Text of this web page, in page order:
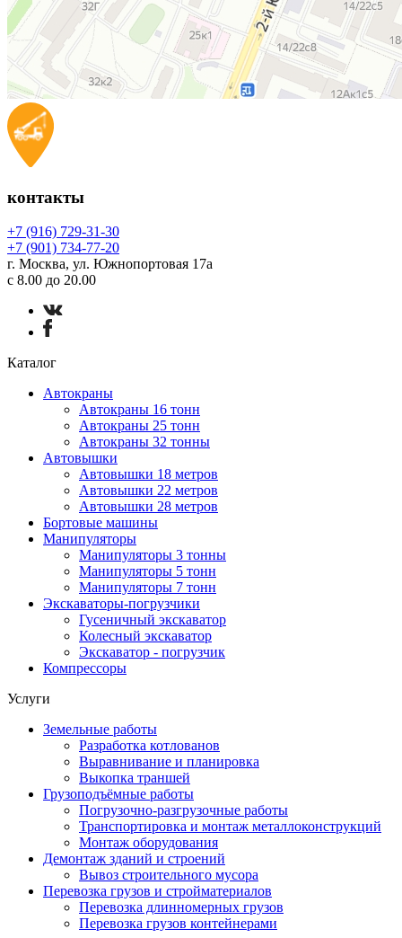
контакты
+7 (916) 729-31-30
+7 (901) 734-77-20
г. Москва, ул. Южнопортовая 17а
с 8.00 до 20.00
Каталог
Автокраны
Автокраны 16 тонн
Автокраны 25 тонн
Автокраны 32 тонны
Автовышки
Автовышки 18 метров
Автовышки 22 метров
Автовышки 28 метров
Бортовые машины
Манипуляторы
Манипуляторы 3 тонны
Манипуляторы 5 тонн
Манипуляторы 7 тонн
Экскаваторы-погрузчики
Гусеничный экскаватор
Колесный экскаватор
Экскаватор - погрузчик
Компрессоры
Услуги
Земельные работы
Разработка котлованов
Выравнивание и планировка
Выкопка траншей
Грузоподъёмные работы
Погрузочно-разгрузочные работы
Транспортировка и монтаж металлоконструкций
Монтаж оборудования
Демонтаж зданий и строений
Вывоз строительного мусора
Перевозка грузов и стройматериалов
Перевозка длинномерных грузов
Перевозка грузов контейнерами